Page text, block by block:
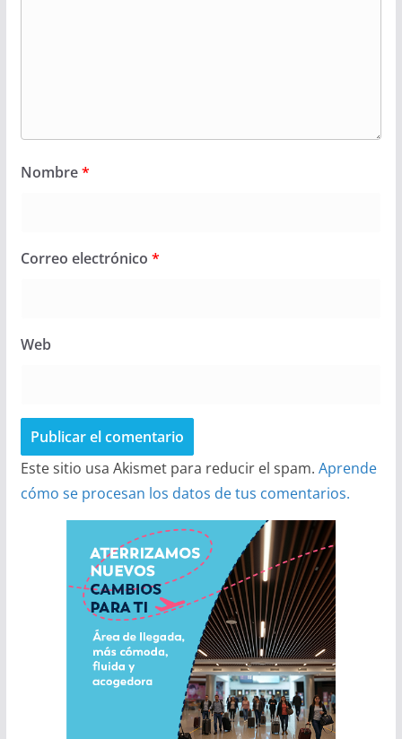
Nombre*
Correo electrónico *
Web
Este sitio usa Akismet para reducir el spam. Aprende
cómo se procesan los datos de tus comentarios.